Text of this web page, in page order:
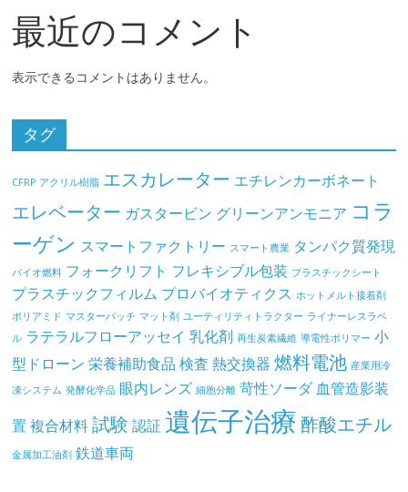
最近のコメント
表示できるコメントはありません。
タグ
CFRP アクリル樹脂 エスカレーター エチレンカーボネート
エレベーター ガスタービン グリーンアンモニア コラ
ーゲン スマートファクトリー スマート農業 タンパク質発現
バイオ燃料 フォークリフト フレキシブル包装 プラスチックシート
プラスチックフィルム プロバイオティクス ホットメルト接着剤
ポリアミド マスターバッチ マット剤 ユーティリティトラクター ライナーレスラベ
ル ラテラルフローアッセイ 乳化剤 再生炭素繊維 導電性ポリマー 小
型ドローン 栄養補助食品 検査 熱交換器 燃料電池 産業用冷
凍システム 発酵化学品 眼内レンズ 細胞分離 苛性ソーダ 血管造影装
置 複合材料 試験 認証 遺伝子治療 酢酸エチル
金属加工油剤 鉄道車両